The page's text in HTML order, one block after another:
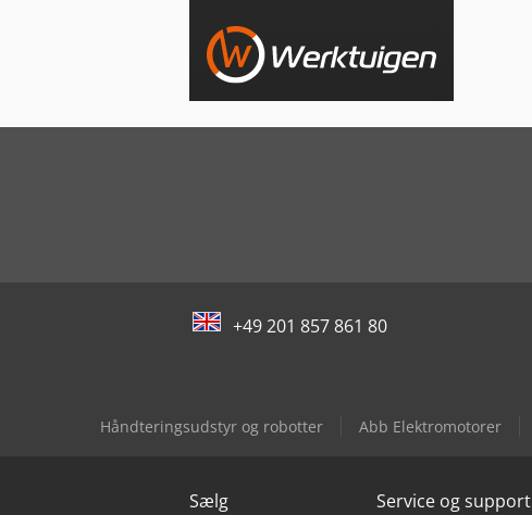
+49 201 857 861 80
Håndteringsudstyr og robotter Abb Elektromotorer
Sælg Service og support